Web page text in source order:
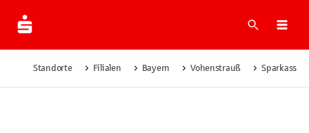
Suche
Standorte Filialen Bayern Vohenstrauß Sparkasse